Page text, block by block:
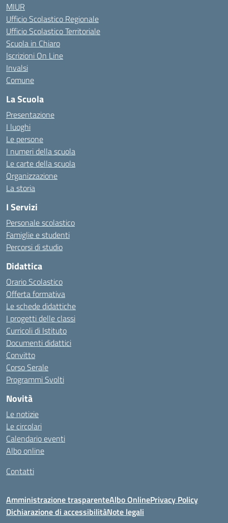
MIUR
Ufficio Scolastico Regionale
Ufficio Scolastico Territoriale
Scuola in Chiaro
Iscrizioni On Line
Invalsi
Comune
La Scuola
Presentazione
I luoghi
Le persone
I numeri della scuola
Le carte della scuola
Organizzazione
La storia
I Servizi
Personale scolastico
Famiglie e studenti
Percorsi di studio
Didattica
Orario Scolastico
Offerta formativa
Le schede didattiche
I progetti delle classi
Curricoli di Istituto
Documenti didattici
Convitto
Corso Serale
Programmi Svolti
Novità
Le notizie
Le circolari
Calendario eventi
Albo online
Contatti
Amministrazione trasparenteAlbo OnlinePrivacy Policy
Dichiarazione di accessibilitàNote legali